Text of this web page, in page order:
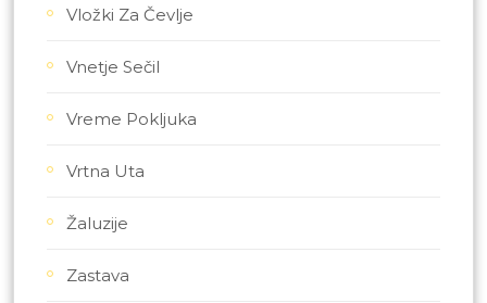
Vložki Za Čevlje
Vnetje Sečil
Vreme Pokljuka
Vrtna Uta
Žaluzije
Zastava